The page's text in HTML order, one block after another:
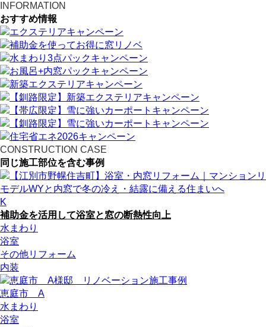
INFORMATION
おすすめ情報
CONSTRUCTION CASE
同じ施工部位を含む事例
K
補助金を活用して浴室と窓の断熱性向上
水まわり
浴室
その他リフォーム
内装
恵庭市 A
水まわり
浴室